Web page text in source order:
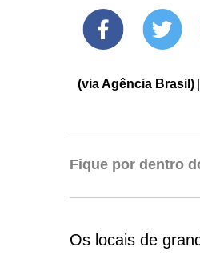
(via Agência Brasil)
Fique por dentro
Os locais de